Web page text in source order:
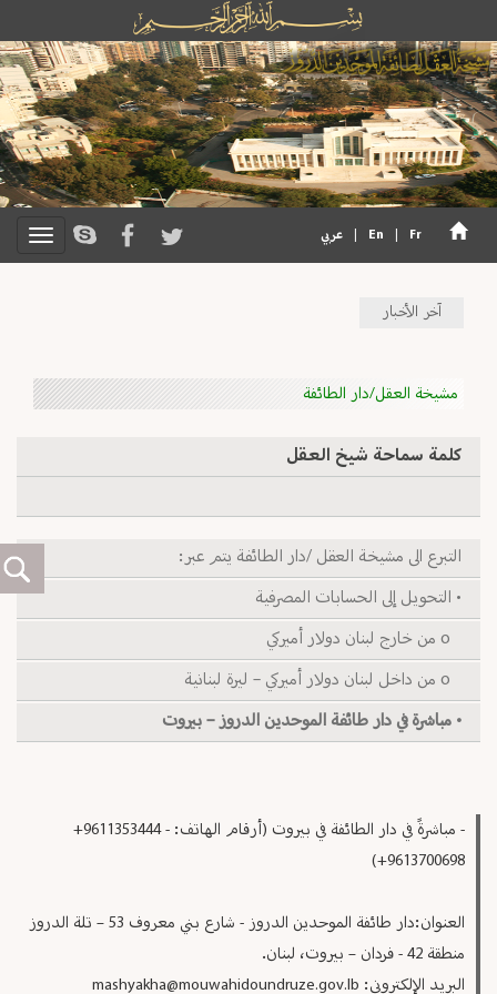
En Fr عربي
آخر الأخبار
مشيخة العقل/دار الطائفة
كلمة سماحة شيخ العقل
التبرع الى مشيخة العقل /دار الطائفة يتم عبر:
• التحويل إلى الحسابات المصرفية
• مباشرة في دار طائفة الموحدين الدروز – بيروت
- مباشرةً في دار الطائفة في بيروت (أرقام الهاتف: ‏‎+9611353444 -
+9613700698‎‏)‏
العنوان:دار طائفة الموحدين الدروز - شارع بني معروف 53 – تلة الدروز
منطقة 42 - فردان – بيروت، لبنان.
البريد الإلكتروني: mashyakha@mouwahidoundruze.gov.lb